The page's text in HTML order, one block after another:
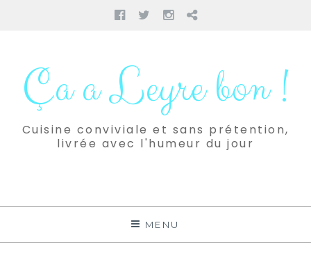
Facebook
TwitterInstagram
Pinterest
contenuÇa a Leyre bon !
Cuisine conviviale et sans prétention,
livrée avec l'humeur du jour
MENU